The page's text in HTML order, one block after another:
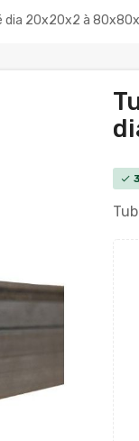
dia 20x20x2 à
check